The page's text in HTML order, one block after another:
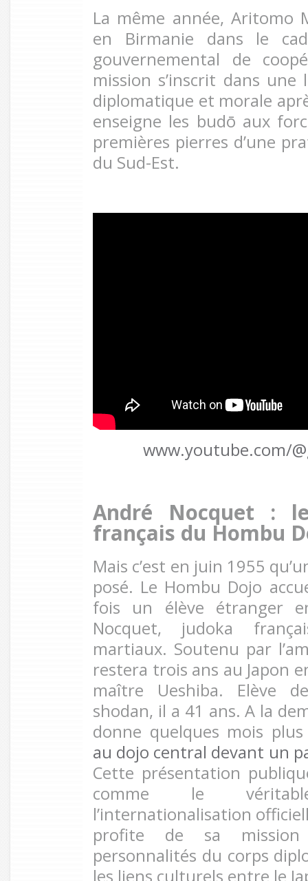
La même année, Aritomo
en Birmanie dans le
gouvernemental de
mission s’inscrit dans
diplomatique et morale
enseigne les budō aux
premières pierres d’une
du Sud-Est.
www.youtube.com/
André Nocquet :
français du Hombu
Mais c’est en juin 1955
posé. Le Hombu Dojo
fois un élève étranger
Nocquet, judoka
martiaux. Soutenu par
restera trois ans au Japon
maître Ueshiba. Elève
shodan, il a 41 ans. A la
donne quelques mois
au dojo central devant un
Cette présentation
comme le
l’internationalisation
profite de sa
personnalités du corps
les liens culturels entre le